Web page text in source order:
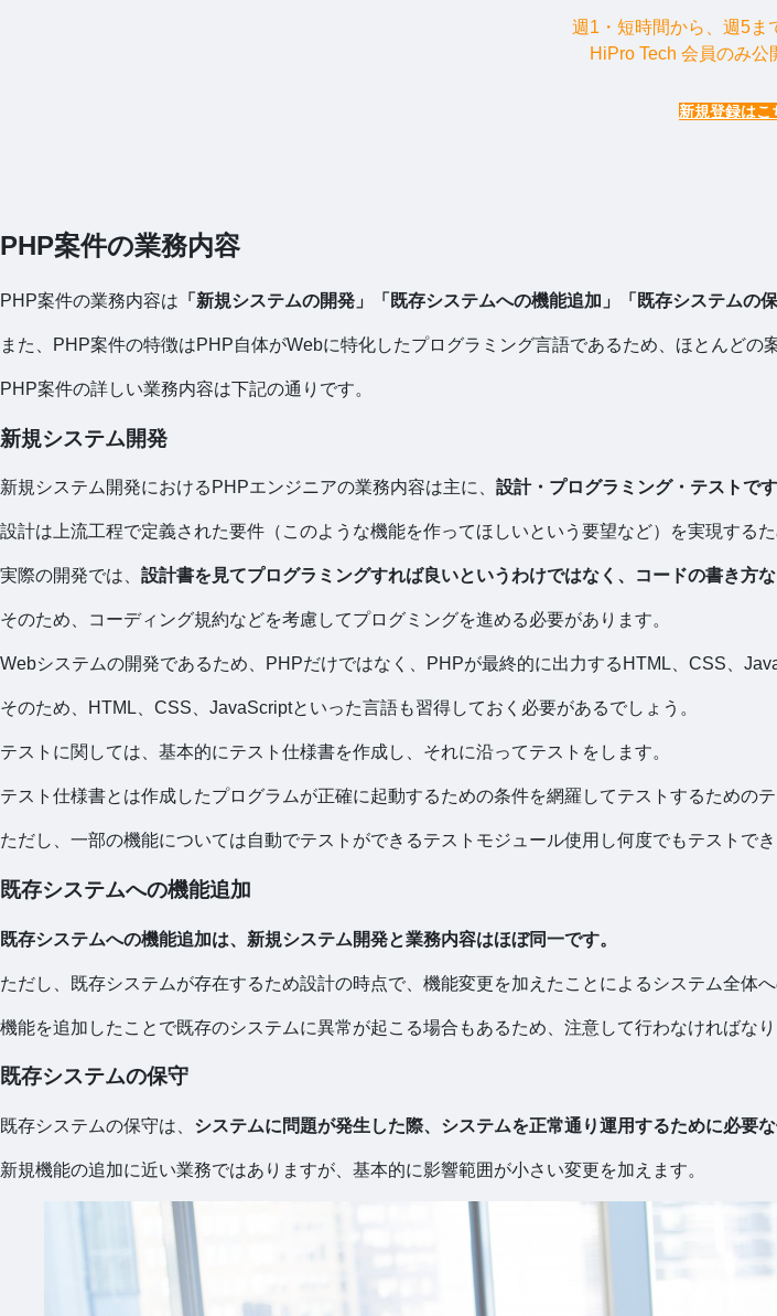
週1・短時間から、週5ま
HiPro Tech 会員のみ公
新規登録はこ
PHP案件の業務内容
PHP案件の業務内容は 「新規システムの開発」「既存システムへの機能追加」「既存システムの保
また、PHP案件の特徴はPHP自体がWebに特化したプログラミング言語であるため、ほとんどの
PHP案件の詳しい業務内容は下記の通りです。
新規システム開発
新規システム開発におけるPHPエンジニアの業務内容は主に、 設計・プログラミング・テストです
設計は上流工程で定義された要件（このような機能を作ってほしいという要望など）を実現する
実際の開発では、 設計書を見てプログラミングすれば良いというわけではなく、コードの書き方
そのため、コーディング規約などを考慮してプログミングを進める必要があります。
Webシステムの開発であるため、PHPだけではなく、PHPが最終的に出力するHTML、CSS、
そのため、HTML、CSS、JavaScriptといった言語も習得しておく必要があるでしょう。
テストに関しては、基本的にテスト仕様書を作成し、それに沿ってテストをします。
テスト仕様書とは作成したプログラムが正確に起動するための条件を網羅してテストするためのテ
ただし、一部の機能については自動でテストができるテストモジュール使用し何度でもテストで
既存システムへの機能追加
既存システムへの機能追加は、新規システム開発と業務内容はほぼ同一です。
ただし、既存システムが存在するため設計の時点で、機能変更を加えたことによるシステム全体
機能を追加したことで既存のシステムに異常が起こる場合もあるため、注意して行わなければなり
既存システムの保守
既存システムの保守は、 システムに問題が発生した際、システムを正常通り運用するために必要な
新規機能の追加に近い業務ではありますが、基本的に影響範囲が小さい変更を加えます。